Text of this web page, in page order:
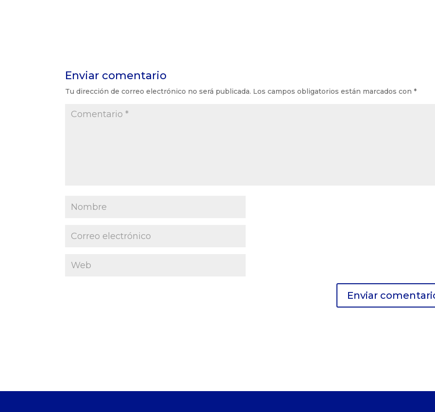
Enviar comentario
Tu dirección de correo electrónico no será publicada. Los campos obligatorios están marcados con*